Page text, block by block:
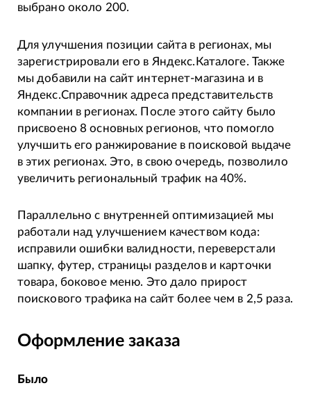
выбрано около 200.
Для улучшения позиции сайта в регионах, мы
зарегистрировали его в Яндекс.Каталоге. Также
мы добавили на сайт интернет-магазина и в
Яндекс.Справочник адреса представительств
компании в регионах. После этого сайту было
присвоено 8 основных регионов, что помогло
улучшить его ранжирование в поисковой выдаче
в этих регионах. Это, в свою очередь, позволило
увеличить региональный трафик на 40%.
Параллельно с внутренней оптимизацией мы
работали над улучшением качеством кода:
исправили ошибки валидности, переверстали
шапку, футер, страницы разделов и карточки
товара, боковое меню. Это дало прирост
поискового трафика на сайт более чем в 2,5 раза.
Оформление заказа
Было